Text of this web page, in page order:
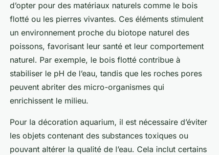
d’opter pour des matériaux naturels comme le bois
flotté ou les pierres vivantes. Ces éléments stimulent
un environnement proche du biotope naturel des
poissons, favorisant leur santé et leur comportement
naturel. Par exemple, le bois flotté contribue à
stabiliser le pH de l’eau, tandis que les roches pores
peuvent abriter des micro-organismes qui
enrichissent le milieu.
Pour la décoration aquarium, il est nécessaire d’éviter
les objets contenant des substances toxiques ou
pouvant altérer la qualité de l’eau. Cela inclut certains